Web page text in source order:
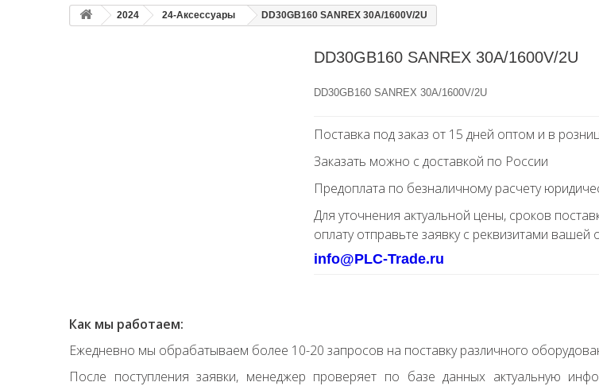
2024 24-Аксессуары DD30GB160 SANREX 30A/1600V/2U
DD30GB160 SANREX 30A/1600V/2U
DD30GB160 SANREX 30A/1600V/2U
Поставка под заказ от 15 дней оптом и в
Заказать можно с доставкой по России
Предоплата по безналичному расчету
Для уточнения актуальной цены, сроков
оплату отправьте заявку с реквизитами вашей
info@PLC-Trade.ru
Как мы работаем:
Ежедневно мы обрабатываем более 10-20 запросов на поставку различного
После поступления заявки, менеджер проверяет по базе данных актуальную